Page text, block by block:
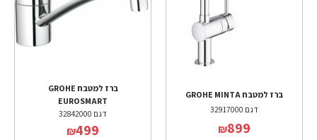
ברז למטבח GROHE MINTA
דגם 32917000
₪899
ברז למטבח GROHE
EUROSMART
דגם 32842000
₪499